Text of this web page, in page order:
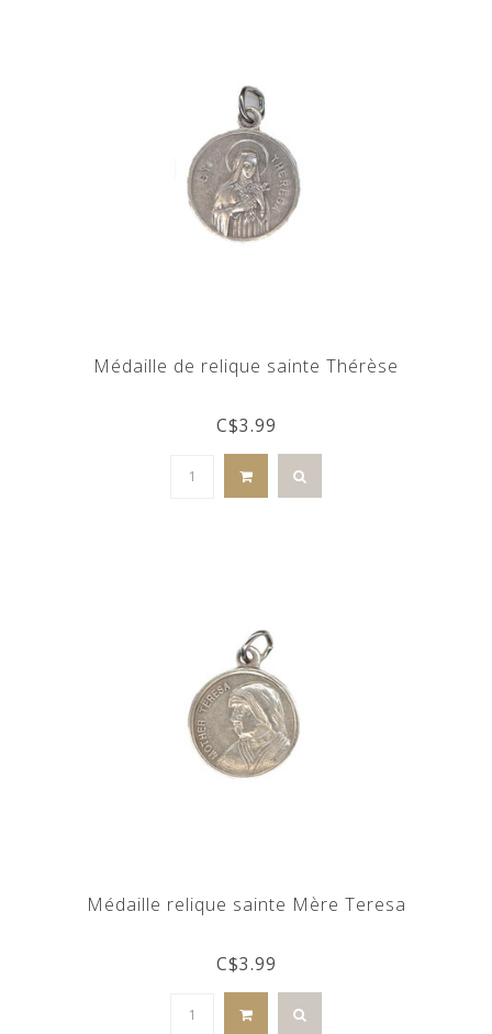
Médaille de relique sainte Thérèse
C$3.99
Médaille relique sainte Mère Teresa
C$3.99